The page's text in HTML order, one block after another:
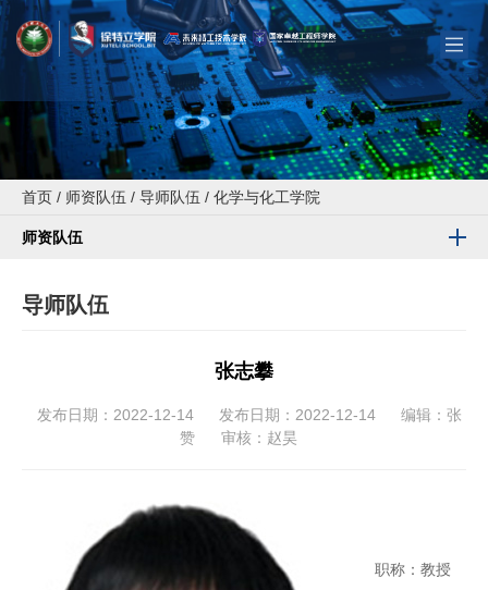
首页 / 师资队伍 / 导师队伍 / 化学与化工学院
师资队伍
导师队伍
张志攀
发布日期：2022-12-14 发布日期：2022-12-14
编辑：张
赞
审核：赵昊
职称：教授